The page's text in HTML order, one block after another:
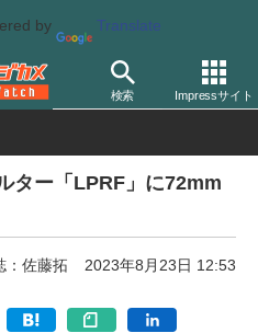
by Translate
検索 Impressサイト
フィルター カニ
ター「LPRF」に72mm
：佐藤拓 2023年8月23日 12:53